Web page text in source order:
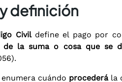
definición
Civildefine el pago por
de la suma o cosa que se
cuándo procederála